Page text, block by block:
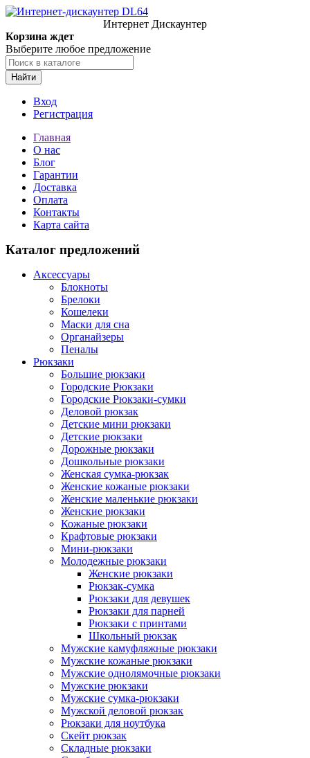
Интернет Дискаунтер
Корзина ждет
Выберите любое предложение
Найти
Вход
Регистрация
Главная
О нас
Блог
Гарантии
Доставка
Оплата
Контакты
Карта сайта
Каталог предложений
Аксессуары
Блокноты
Брелоки
Кошелеки
Маски для сна
Органайзеры
Пеналы
Рюкзаки
Большие рюкзаки
Городские Рюкзаки
Городские Рюкзаки-сумки
Деловой рюкзак
Детские мини рюкзаки
Детские рюкзаки
Дорожные рюкзаки
Дошкольные рюкзаки
Женская сумка-рюкзак
Женские кожаные рюкзаки
Женские маленькие рюкзаки
Женские рюкзаки
Кожаные рюкзаки
Крафтовые рюкзаки
Мини-рюкзаки
Молодежные рюкзаки
Женские рюкзаки
Рюкзак-сумка
Рюкзаки для девушек
Рюкзаки для парней
Рюкзаки с принтами
Школьный рюкзак
Мужские камуфляжные рюкзаки
Мужские кожаные рюкзаки
Мужские однолямочные рюкзаки
Мужские рюкзаки
Мужские сумка-рюкзаки
Мужской деловой рюкзак
Рюкзаки для ноутбука
Скейт рюкзак
Складные рюкзаки